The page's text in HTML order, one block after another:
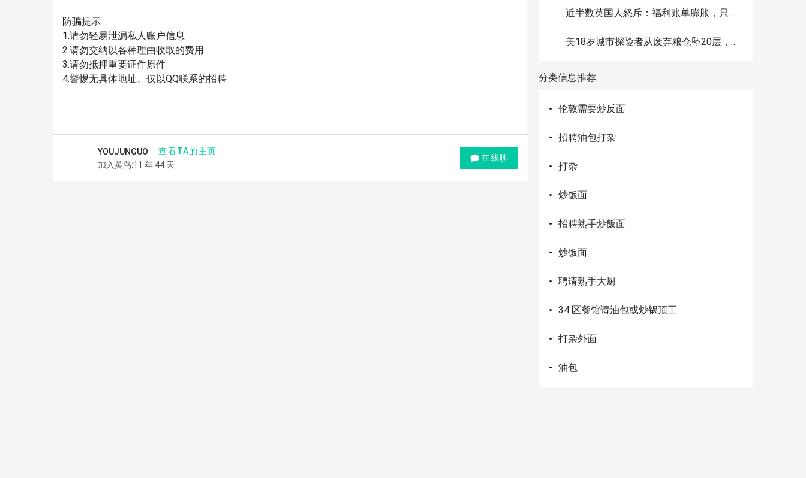
防骗提示
1.请勿轻易泄漏私人账户信息
2.请勿交纳以各种理由收取的费用
3.请勿抵押重要证件原件
4.警惕无具体地址、仅以QQ联系的招聘
YOUJUNGUO
查看TA的主页
加入英鸟:11 年 44 天
在线聊
近半数英国人怒斥：福利账单膨胀，只因有人假装生病骗补助
美18岁城市探险者从废弃粮仓坠20层，心脏停跳20分钟奇迹生还
分类信息推荐
· 伦敦需要炒反面
· 招聘油包打杂
· 打杂
· 炒饭面
· 招聘熟手炒飯面
· 炒饭面
· 聘请熟手大厨
· 34 区餐馆请油包或炒锅顶工
· 打杂外面
· 油包